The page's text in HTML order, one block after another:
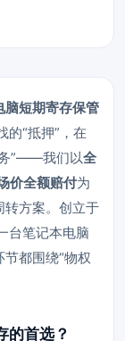
脑短期寄存保管
的“抵押”，在
务”——我们以全
价全额赔付为
转方案。创立于
台笔记本电脑
都围绕“物权
的首选？